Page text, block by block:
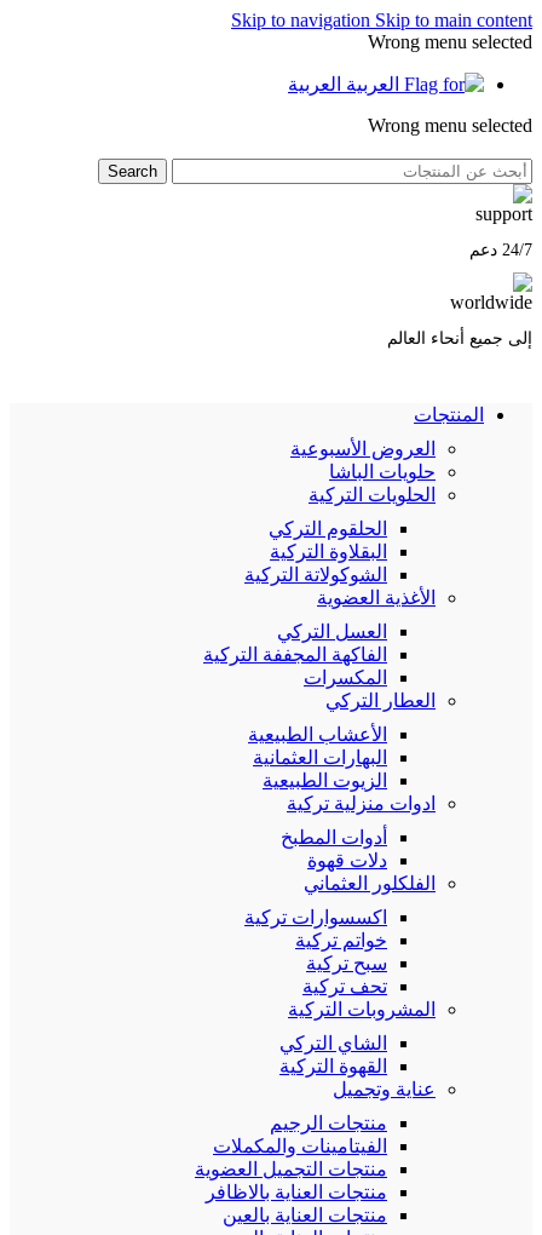
Skip to navigation Skip to main content
Wrong menu selected
العربية
Wrong menu selected
Search
24/7 دعم
إلى جميع أنحاء العالم
المنتجات
العروض الأسبوعية
حلويات الباشا
الحلويات التركية
الحلقوم التركي
البقلاوة التركية
الشوكولاتة التركية
الأغذية العضوية
العسل التركي
الفاكهة المجففة التركية
المكسرات
العطار التركي
الأعشاب الطبيعية
البهارات العثمانية
الزيوت الطبيعية
ادوات منزلية تركية
أدوات المطبخ
دلات قهوة
الفلكلور العثماني
اكسسوارات تركية
خواتم تركية
سبح تركية
تحف تركية
المشروبات التركية
الشاي التركي
القهوة التركية
عناية وتجميل
منتجات الرجيم
الفيتامينات والمكملات
منتجات التجميل العضوية
منتجات العناية بالاظافر
منتجات العناية بالعين